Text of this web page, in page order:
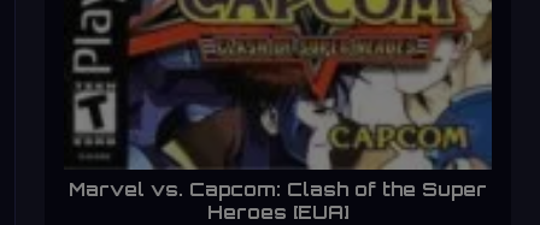
Marvel vs. Capcom: Clash of the Super
Heroes [EUA]